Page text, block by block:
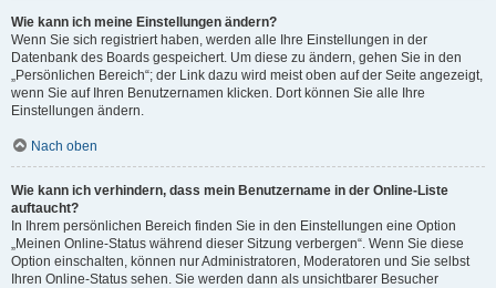
Wie kann ich meine Einstellungen ändern?
Wenn Sie sich registriert haben, werden alle Ihre Einstellungen in der
Datenbank des Boards gespeichert. Um diese zu ändern, gehen Sie in den
„Persönlichen Bereich“; der Link dazu wird meist oben auf der Seite angezeigt,
wenn Sie auf Ihren Benutzernamen klicken. Dort können Sie alle Ihre
Einstellungen ändern.
Nach oben
Wie kann ich verhindern, dass mein Benutzername in der Online-Liste
auftaucht?
In Ihrem persönlichen Bereich finden Sie in den Einstellungen eine Option
„Meinen Online-Status während dieser Sitzung verbergen“. Wenn Sie diese
Option einschalten, können nur Administratoren, Moderatoren und Sie selbst
Ihren Online-Status sehen. Sie werden dann als unsichtbarer Besucher